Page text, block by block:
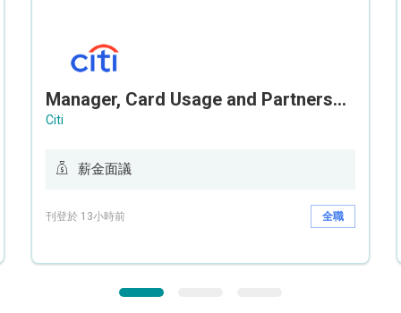
Manager, Card Usage and Partnership
Citi
薪金面議
刊登於 13小時前 全職